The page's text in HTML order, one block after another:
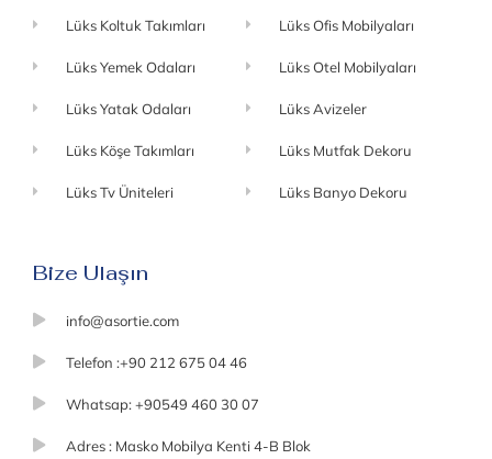
Lüks Koltuk Takımları
Lüks Yemek Odaları
Lüks Yatak Odaları
Lüks Köşe Takımları
Lüks Tv Üniteleri
Lüks Ofis Mobilyaları
Lüks Otel Mobilyaları
Lüks Avizeler
Lüks Mutfak Dekoru
Lüks Banyo Dekoru
Bize Ulaşın
info@asortie.com
Telefon :+90 212 675 04 46
Whatsap: +90549 460 30 07
Adres : Masko Mobilya Kenti 4-B Blok